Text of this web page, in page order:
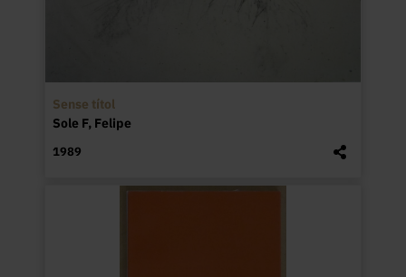
Sense títol
Sole F, Felipe
1989